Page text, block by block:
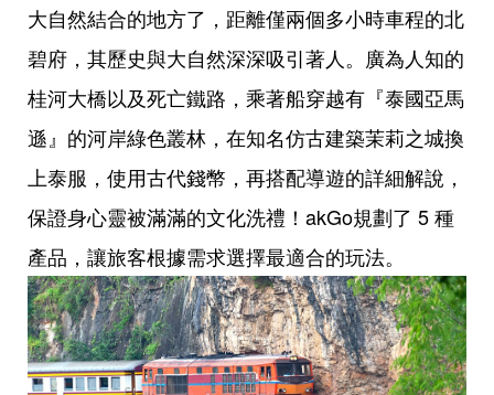
大自然結合的地方了，距離僅兩個多小時車程的北
碧府，其歷史與大自然深深吸引著人。廣為人知的
桂河大橋以及死亡鐵路，乘著船穿越有『泰國亞馬
遜』的河岸綠色叢林，在知名仿古建築茉莉之城換
上泰服，使用古代錢幣，再搭配導遊的詳細解說，
保證身心靈被滿滿的文化洗禮！akGo規劃了 5 種
產品，讓旅客根據需求選擇最適合的玩法。